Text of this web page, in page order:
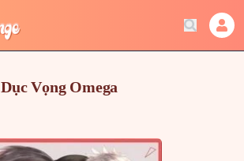
Dục Vọng Omega